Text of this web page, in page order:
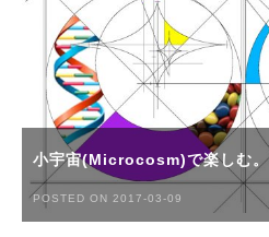
小宇宙(Microcosm)で楽しむ。
POSTED ON 2017-03-09